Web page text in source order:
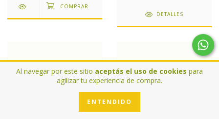
Al navegar por este sitio aceptás el uso de cookies para
agilizar tu experiencia de compra.
ENTENDIDO
DETALLES